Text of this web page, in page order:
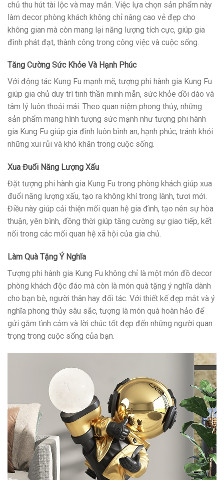
chủ thu hút tài lộc và may mắn. Việc lựa chọn sản phẩm này
làm decor phòng khách không chỉ nâng cao vẻ đẹp cho
không gian mà còn mang lại năng lượng tích cực, giúp gia
đình phát đạt, thành công trong công việc và cuộc sống.
Tăng Cường Sức Khỏe Và Hạnh Phúc
Với động tác Kung Fu mạnh mẽ, tượng phi hành gia Kung Fu
giúp gia chủ duy trì tinh thần minh mẫn, sức khỏe dồi dào và
tâm lý luôn thoải mái. Theo quan niệm phong thủy, những
sản phẩm mang hình tượng sức mạnh như tượng phi hành
gia Kung Fu giúp gia đình luôn bình an, hạnh phúc, tránh khỏi
những xui rủi và khó khăn trong cuộc sống.
Xua Đuổi Năng Lượng Xấu
Đặt tượng phi hành gia Kung Fu trong phòng khách giúp xua
đuổi năng lượng xấu, tạo ra không khí trong lành, tươi mới.
Điều này giúp cải thiện mối quan hệ gia đình, tạo nên sự hòa
thuận, yên bình, đồng thời giúp tăng cường sự giao tiếp, kết
nối trong các mối quan hệ xã hội của gia chủ.
Làm Quà Tặng Ý Nghĩa
Tượng phi hành gia Kung Fu không chỉ là một món đồ decor
phòng khách độc đáo mà còn là món quà tặng ý nghĩa dành
cho bạn bè, người thân hay đối tác. Với thiết kế đẹp mắt và ý
nghĩa phong thủy sâu sắc, tượng là món quà hoàn hảo để
gửi gắm tình cảm và lời chúc tốt đẹp đến những người quan
trọng trong cuộc sống của bạn.